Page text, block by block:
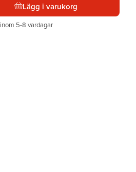
Lägg i varukorg
inom 5-8 vardagar